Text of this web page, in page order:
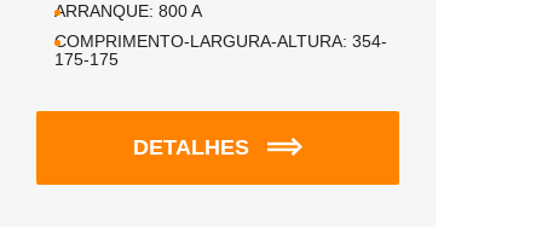
ARRANQUE: 800A
COMPRIMENTO-LARGURA-ALTURA: 354-
175-175
DETALHES